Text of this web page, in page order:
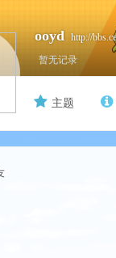
ooyd http://
暂无记录
主题